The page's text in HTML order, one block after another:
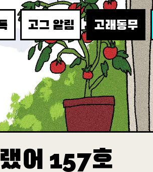
고그 알림 고래동무
어 157호